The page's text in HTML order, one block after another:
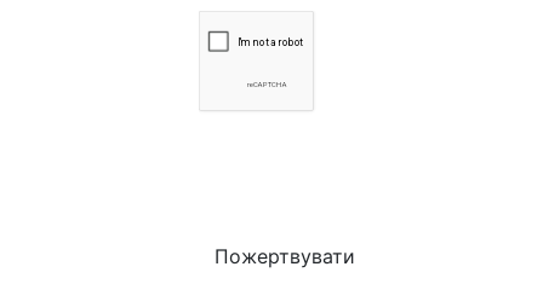
Пожертвувати